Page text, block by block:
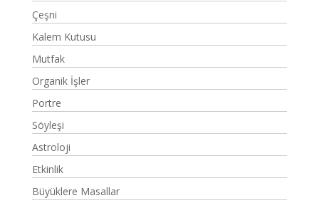
Çeşni
Kalem Kutusu
Mutfak
Organik İşler
Portre
Söyleşi
Astroloji
Etkinlik
Büyüklere Masallar